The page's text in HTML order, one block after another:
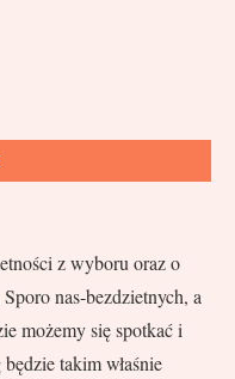
z wyboru oraz o
nas-bezdzietnych, a
możemy się spotkać i
takim właśnie